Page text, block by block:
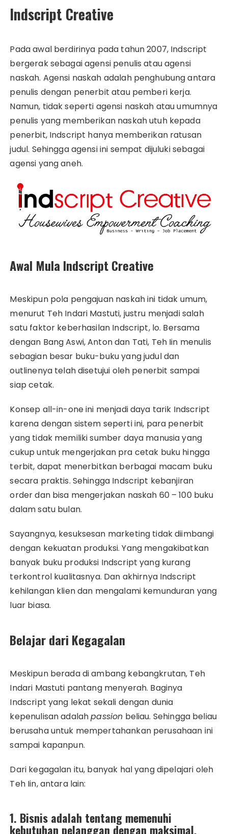
Indscript Creative
Pada awal berdirinya pada tahun 2007, Indscript
bergerak sebagai agensi penulis atau agensi
naskah. Agensi naskah adalah penghubung antara
penulis dengan penerbit atau pemberi kerja.
Namun, tidak seperti agensi naskah atau umumnya
penulis yang memberikan naskah utuh kepada
penerbit, Indscript hanya memberikan ratusan
judul. Sehingga agensi ini sempat dijuluki sebagai
agensi yang aneh.
Awal Mula Indscript Creative
Meskipun pola pengajuan naskah ini tidak umum,
menurut Teh Indari Mastuti, justru menjadi salah
satu faktor keberhasilan Indscript, lo. Bersama
dengan Bang Aswi, Anton dan Tati, Teh Iin menulis
sebagian besar buku-buku yang judul dan
outlinenya telah disetujui oleh penerbit sampai
siap cetak.
Konsep all-in-one ini menjadi daya tarik Indscript
karena dengan sistem seperti ini, para penerbit
yang tidak memiliki sumber daya manusia yang
cukup untuk mengerjakan pra cetak buku hingga
terbit, dapat menerbitkan berbagai macam buku
secara praktis. Sehingga Indscript kebanjiran
order dan bisa mengerjakan naskah 60 – 100 buku
dalam satu bulan.
Sayangnya, kesuksesan marketing tidak diimbangi
dengan kekuatan produksi. Yang mengakibatkan
banyak buku produksi Indscript yang kurang
terkontrol kualitasnya. Dan akhirnya Indscript
kehilangan klien dan mengalami kemunduran yang
luar biasa.
Belajar dari Kegagalan
Meskipun berada di ambang kebangkrutan, Teh
Indari Mastuti pantang menyerah. Baginya
Indscript yang lekat sekali dengan dunia
kepenulisan adalahpassion beliau. Sehingga beliau
berusaha untuk mempertahankan perusahaan ini
sampai kapanpun.
Dari kegagalan itu, banyak hal yang dipelajari oleh
Teh Iin, antara lain:
1. Bisnis adalah tentang memenuhi
kebutuhan pelanggan dengan maksimal.